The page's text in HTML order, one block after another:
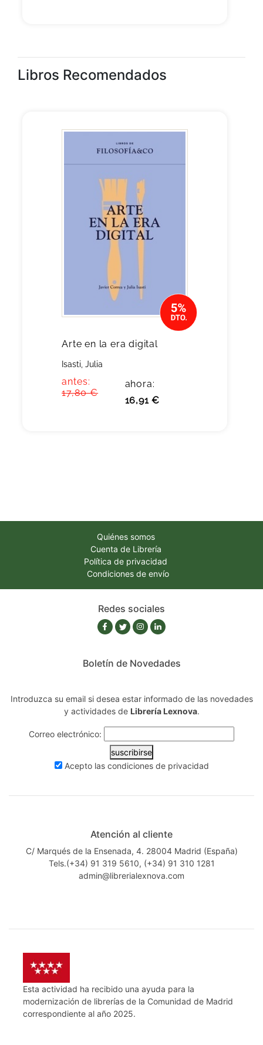
Libros Recomendados
Arte en la era digital
Isasti, Julia
antes:
17,80 €
ahora:
16,91 €
Quiénes somos
Cuenta de Librería
Política de privacidad
Condiciones de envío
Redes sociales
Boletín de Novedades
Introduzca su email si desea estar informado de las novedades
y actividades de Librería Lexnova.
Correo electrónico:
suscribirse
Acepto las condiciones de privacidad
Atención al cliente
C/ Marqués de la Ensenada, 4. 28004 Madrid (España)
Tels.(+34) 91 319 5610, (+34) 91 310 1281
admin@librerialexnova.com
Esta actividad ha recibido una ayuda para la
modernización de librerías de la Comunidad de Madrid
correspondiente al año 2025.